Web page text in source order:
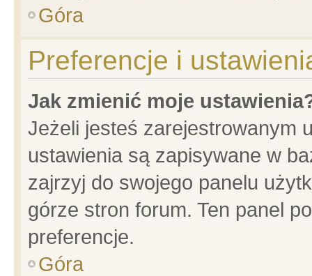
Góra
Preferencje i
Jak zmienić moje
Jeżeli jesteś zarejestrowanym
ustawienia są zapisywane w
zajrzyj do swojego panelu
górze stron forum. Ten panel
preferencje.
Góra